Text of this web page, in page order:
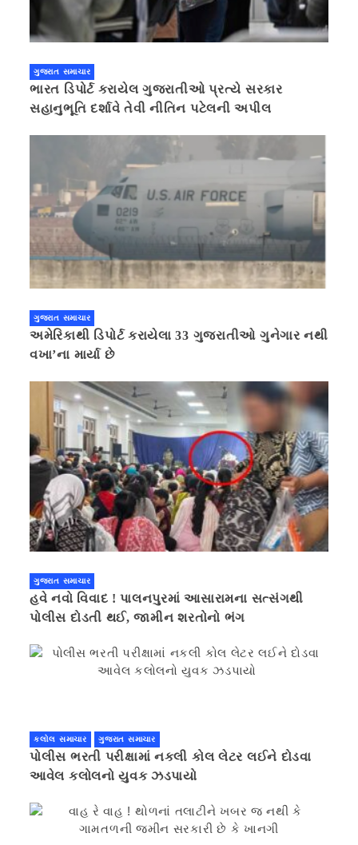
ગુજરાત સમાચાર
ભારત ડિપોર્ટ કરાયેલ ગુજરાતીઓ પ્રત્યે સરકાર
સહાનુભૂતિ દર્શાવે તેવી નીતિન પટેલની અપીલ
ગુજરાત સમાચાર
અમેરિકાથી ડિપોર્ટ કરાયેલા 33 ગુજરાતીઓ ગુનેગાર નથી
વખા’ના માર્યા છે
ગુજરાત સમાચાર
હવે નવો વિવાદ ! પાલનપુરમાં આસારામના સત્સંગથી
પોલીસ દોડતી થઈ, જામીન શરતોનો ભંગ
કલોલ સમાચાર ગુજરાત સમાચાર
પોલીસ ભરતી પરીક્ષામાં નકલી કોલ લેટર લઈને દોડવા
આવેલ કલોલનો યુવક ઝડપાયો